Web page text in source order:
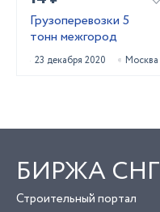
Грузоперевозки 5
тонн межгород
23 декабря 2020 Москва
БИРЖА СНГ
Строительный портал